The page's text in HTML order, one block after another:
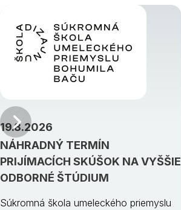
NÁHRADNÝ TERMÍN
PRIJÍMACÍCH SKÚŠOK NA VYŠŠIE
ODBORNÉ ŠTÚDIUM
19.8.2026
Súkromná škola umeleckého priemyslu
Predchádzajúci